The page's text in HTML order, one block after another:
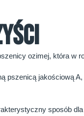
ozimej, która w
pszenicą jakościową
sposób